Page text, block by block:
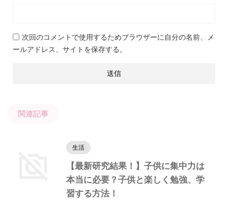
次回のコメントで使用するためブラウザーに自分の名前、メ
ールアドレス、サイトを保存する。
関連記事
生活
【最新研究結果！】子供に集中力は
本当に必要？子供と楽しく勉強、学
習する方法！